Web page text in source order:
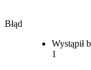
Błąd
Wystąpił
1